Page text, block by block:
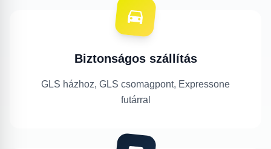
Biztonságos szállítás
GLS házhoz, GLS csomagpont, Expressone
futárral